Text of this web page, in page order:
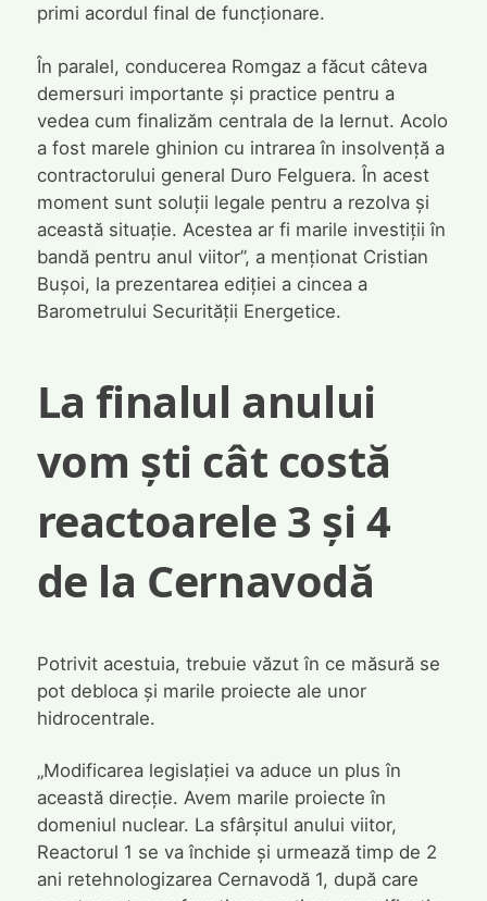
primi acordul final de funcționare.
În paralel, conducerea Romgaz a făcut câteva
demersuri importante și practice pentru a
vedea cum finalizăm centrala de la Iernut. Acolo
a fost marele ghinion cu intrarea în insolvență a
contractorului general Duro Felguera. În acest
moment sunt soluții legale pentru a rezolva și
această situație. Acestea ar fi marile investiții în
bandă pentru anul viitor”, a menționat Cristian
Bușoi, la prezentarea ediției a cincea a
Barometrului Securității Energetice.
La finalul anului
vom ști cât costă
reactoarele 3 și 4
de la Cernavodă
Potrivit acestuia, trebuie văzut în ce măsură se
pot debloca și marile proiecte ale unor
hidrocentrale.
„Modificarea legislației va aduce un plus în
această direcție. Avem marile proiecte în
domeniul nuclear. La sfârșitul anului viitor,
Reactorul 1 se va închide și urmează timp de 2
ani retehnologizarea Cernavodă 1, după care